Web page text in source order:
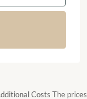
Costs The prices